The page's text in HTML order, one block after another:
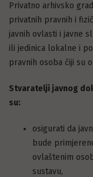
Privatno arhivsko
privatnih pravnih i
javnih ovlasti i javne
ili jedinica lokalne i
pravnih osoba čiji su
Stvaratelji javnog
su:
osigurati da
bude
ovlaštenim
sustavu,